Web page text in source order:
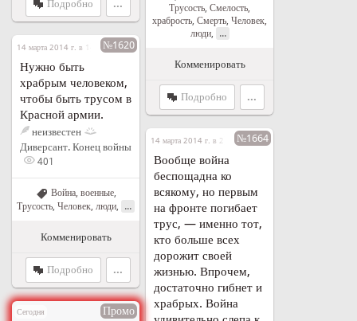
Подробно ...
Трусость Смелость,
храбрость Смерть Человек,
люди, ...
Комменировать
Подробно ...
14 марта 2014 г. в 14:16№1620
Нужно быть
храбрым человеком,
чтобы быть трусом в
Красной армии.
неизвестен
Диверсант. Конец войны
401
Война, военные,
Трусость Человек, люди ...
Комменировать
Подробно ...
14 марта 2014 г. в 21:24№1664
Вообще война
беспощадна ко
всякому, но первым
на фронте погибает
трус, — именно тот,
кто больше всех
дорожит своей
жизнью. Впрочем,
достаточно гибнет и
храбрых. Война
Сегодня Промо